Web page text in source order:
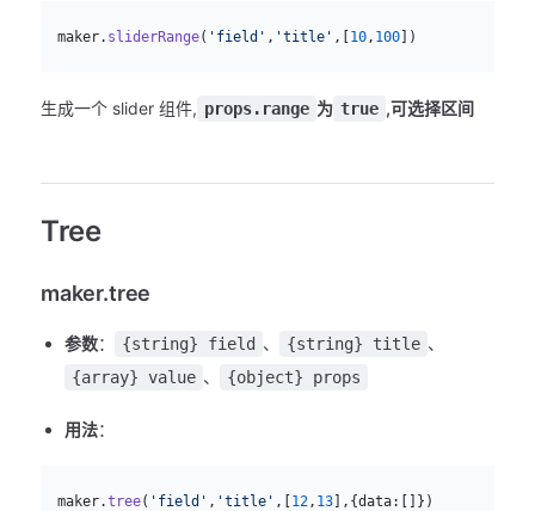
  maker.
sliderRange( 'field' , 'title' ,[10 , 100])
生成一个 slider 组件, props.range 为 true ,可选择区间
Tree
maker.tree
参数： {string} field 、 {string} title 、
{array} value 、 {object} props
用法：
  maker.
tree( 'field' , 'title' ,[12 , 13],{data:[]})